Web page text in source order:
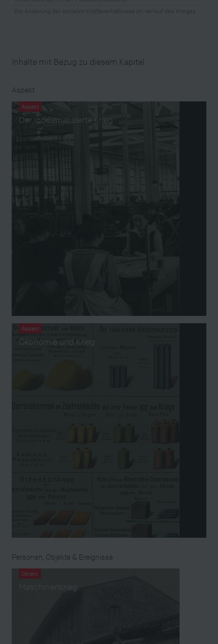
Inhalte mit Bezug zu diesem Kapitel
Aspekt
Aspekt
Der industrialisierte Krieg
Aspekt
Ökonomie und Krieg
Personen, Objekte & Ereignisse
Objekt
Maschinenkrieg